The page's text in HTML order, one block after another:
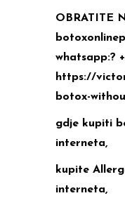
OBRATITE
whatsapp:?
https://
botox-
gdje kupiti
interneta,
kupite
interneta,